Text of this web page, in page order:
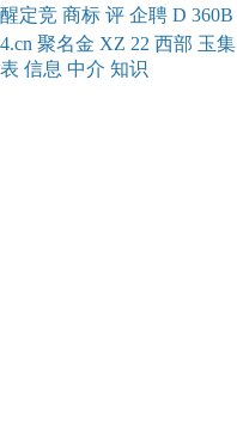
醒定竞 商标 评 企聘 D 360B
4.cn 聚名金 XZ 22 西部 玉集
表 信息 中介 知识